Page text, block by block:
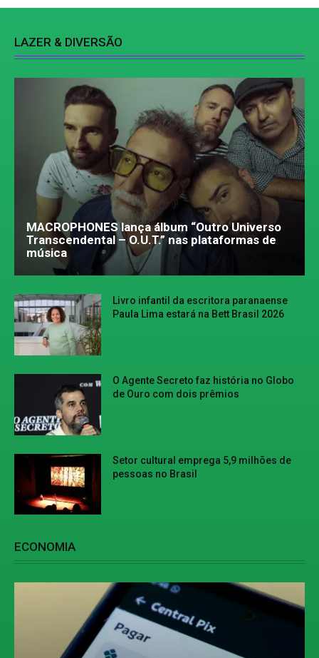
LAZER & DIVERSÃO
MACROPHONES lança álbum “Outro Universo
Transcendental – O.U.T.” nas plataformas de
música
Livro infantil da escritora paranaense
Paula Lima estará na Bett Brasil 2026
O Agente Secreto faz história no Globo
de Ouro com dois prêmios
Setor cultural emprega 5,9 milhões de
pessoas no Brasil
ECONOMIA